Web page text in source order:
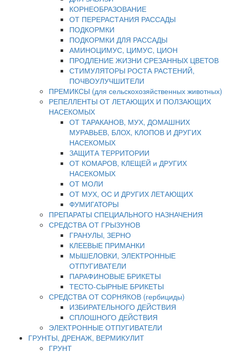
КОРНЕОБРАЗОВАНИЕ
ОТ ПЕРЕРАСТАНИЯ РАССАДЫ
ПОДКОРМКИ
ПОДКОРМКИ ДЛЯ РАССАДЫ
АМИНОЦИМУС, ЦИМУС, ЦИОН
ПРОДЛЕНИЕ ЖИЗНИ СРЕЗАННЫХ ЦВЕТОВ
СТИМУЛЯТОРЫ РОСТА РАСТЕНИЙ,
ПОЧВОУЛУЧШИТЕЛИ
ПРЕМИКСЫ (для сельскохозяйственных животных)
РЕПЕЛЛЕНТЫ ОТ ЛЕТАЮЩИХ И ПОЛЗАЮЩИХ
НАСЕКОМЫХ
ОТ ТАРАКАНОВ, МУХ, ДОМАШНИХ
МУРАВЬЕВ, БЛОХ, КЛОПОВ И ДРУГИХ
НАСЕКОМЫХ
ЗАЩИТА ТЕРРИТОРИИ
ОТ КОМАРОВ, КЛЕЩЕЙ и ДРУГИХ
НАСЕКОМЫХ
ОТ МОЛИ
ОТ МУХ, ОС И ДРУГИХ ЛЕТАЮЩИХ
ФУМИГАТОРЫ
ПРЕПАРАТЫ СПЕЦИАЛЬНОГО НАЗНАЧЕНИЯ
СРЕДСТВА ОТ ГРЫЗУНОВ
ГРАНУЛЫ, ЗЕРНО
КЛЕЕВЫЕ ПРИМАНКИ
МЫШЕЛОВКИ, ЭЛЕКТРОННЫЕ
ОТПУГИВАТЕЛИ
ПАРАФИНОВЫЕ БРИКЕТЫ
ТЕСТО-СЫРНЫЕ БРИКЕТЫ
СРЕДСТВА ОТ СОРНЯКОВ (гербициды)
ИЗБИРАТЕЛЬНОГО ДЕЙСТВИЯ
СПЛОШНОГО ДЕЙСТВИЯ
ЭЛЕКТРОННЫЕ ОТПУГИВАТЕЛИ
ГРУНТЫ, ДРЕНАЖ, ВЕРМИКУЛИТ
ГРУНТ